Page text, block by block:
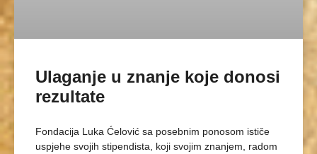
Ulaganje u znanje koje donosi
rezultate
Fondacija Luka Ćelović sa posebnim ponosom ističe
uspjehe svojih stipendista, koji svojim znanjem, radom